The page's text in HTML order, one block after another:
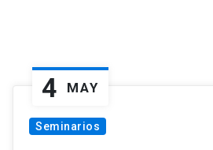
4 MAY
Seminarios